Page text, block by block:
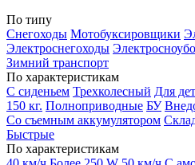
По типу
Снегоходы Мотобуксировщики
Электроснегоходы
Зимний транспорт
По характеристикам
С сиденьем Трехколесный Для
150 кг. Полноприводные БУ
Со съемным аккумулятором
Быстрые
По характеристикам